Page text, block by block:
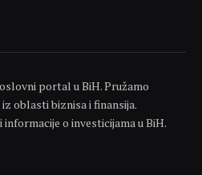
portal u BiH. Pružamo
oblasti biznisa i finansija.
o investicijama u BiH.